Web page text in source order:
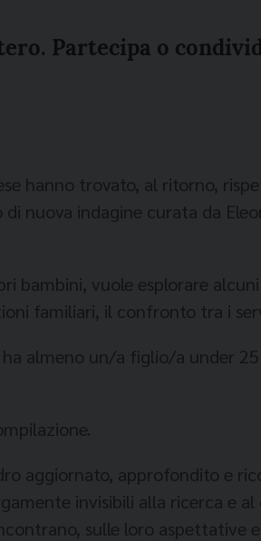
Partecipa o
hanno trovato, al ritorno,
nuova indagine curata da
bambini, vuole esplorare
familiari, il confronto tra i
almeno un/a figlio/a under
aggiornato, approfondito e
invisibili alla ricerca e
sulle loro aspettative